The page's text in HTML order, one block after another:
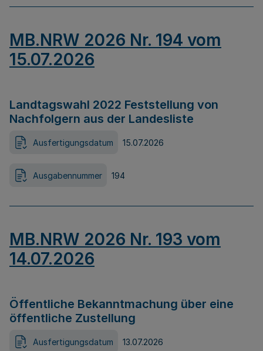
MB.NRW 2026 Nr. 194 vom
15.07.2026
Landtagswahl 2022 Feststellung von
Nachfolgern aus der Landesliste
Ausfertigungsdatum 15.07.2026
Ausgabennummer 194
MB.NRW 2026 Nr. 193 vom
14.07.2026
Öffentliche Bekanntmachung über eine
öffentliche Zustellung
Ausfertigungsdatum 13.07.2026